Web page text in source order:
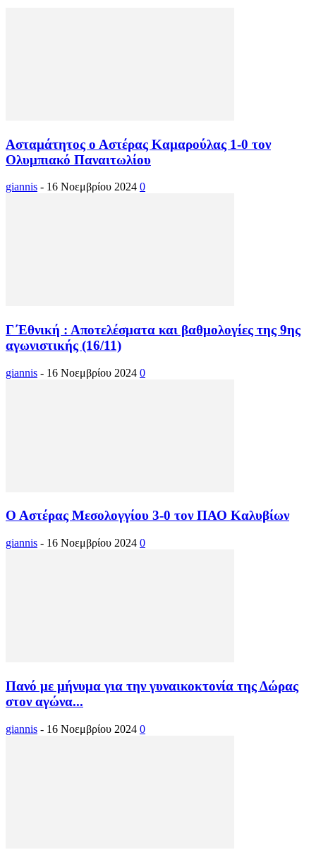
Ασταμάτητος ο Αστέρας Καμαρούλας 1-0 τον
Ολυμπιακό Παναιτωλίου
giannis - 16 Νοεμβρίου 2024 0
Γ΄Εθνική : Αποτελέσματα και βαθμολογίες της 9ης
αγωνιστικής (16/11)
giannis - 16 Νοεμβρίου 2024 0
Ο Αστέρας Μεσολογγίου 3-0 τον ΠΑΟ Καλυβίων
giannis - 16 Νοεμβρίου 2024 0
Πανό με μήνυμα για την γυναικοκτονία της Δώρας
στον αγώνα...
giannis - 16 Νοεμβρίου 2024 0